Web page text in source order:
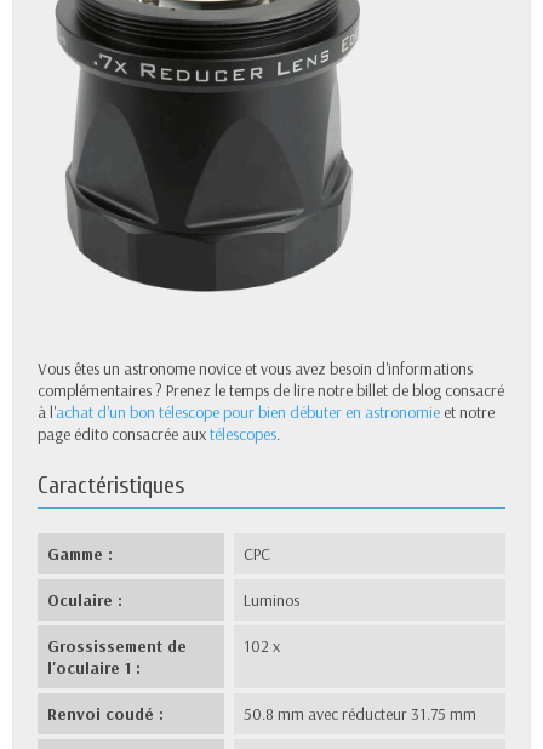
Vous êtes un astronome novice et vous avez besoin d'informations
complémentaires ? Prenez le temps de lire notre billet de blog consacré
à l'achat d'un bon télescope pour bien débuter en astronomie et notre
page édito consacrée auxtélescopes.
Caractéristiques
Gamme : CPC
Oculaire : Luminos
Grossissement de
l'oculaire 1 :
102 x
Renvoi coudé : 50.8 mm avec réducteur 31.75 mm